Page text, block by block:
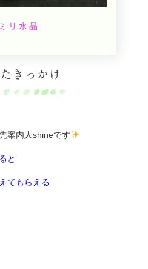
リ水晶
きっかけ
案内人shineです
と
てもらえる